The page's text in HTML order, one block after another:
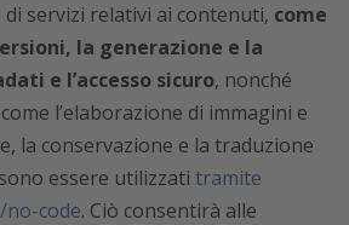
di servizi relativi ai contenuti, come
la generazione e la
e l’accesso sicuro, nonché
l’elaborazione di immagini e
la conservazione e la traduzione
essere utilizzati tramite
code. Ciò consentirà alle